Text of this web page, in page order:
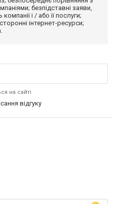
безпідставні заяви,
і / або її послуги;
інтернет-ресурси;
на сайті
відгуку